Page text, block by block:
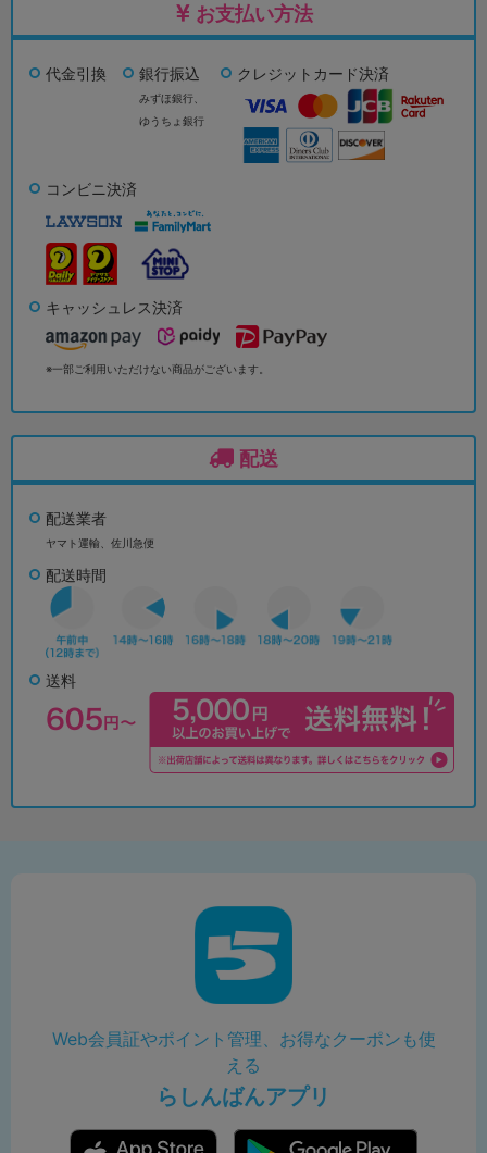
お支払い方法
代金引換 銀行振込
みずほ銀行、
ゆうちょ銀行
クレジットカード決済
コンビニ決済
キャッシュレス決済
※一部ご利用いただけない商品がございます。
配送
配送業者
ヤマト運輸、佐川急便
配送時間
送料
Web会員証やポイント管理、お得なクーポンも使
える
らしんばんアプリ